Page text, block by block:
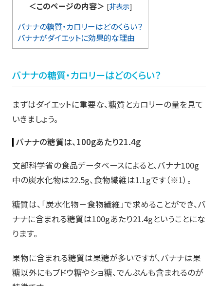
＜このページの内容＞ [非表示]
バナナの糖質・カロリーはどのくらい？
バナナがダイエットに効果的な理由
バナナの糖質・カロリーはどのくらい？
まずはダイエットに重要な、糖質とカロリーの量を見て
いきましょう。
バナナの糖質は、100gあたり21.4g
文部科学省の食品データベースによると、バナナ100g
中の炭水化物は22.5g、食物繊維は1.1gです（※1）。
糖質は、「炭水化物－食物繊維」で求めることができ、バ
ナナに含まれる糖質は100gあたり21.4gということにな
ります。
果物に含まれる糖質は果糖が多いですが、バナナは果
糖以外にもブドウ糖やショ糖、でんぷんも含まれるのが